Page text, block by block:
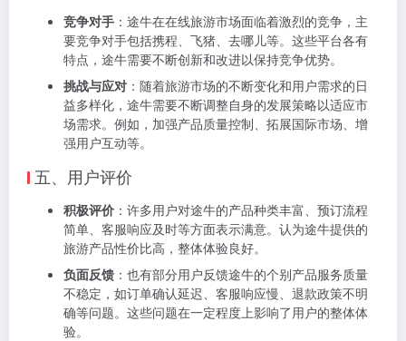
竞争对手 ：途牛在在线旅游市场面临着激烈的竞争，主
要竞争对手包括携程、飞猪、去哪儿等。这些平台各有
特点，途牛需要不断创新和改进以保持竞争优势。
挑战与应对 ：随着旅游市场的不断变化和用户需求的日
益多样化，途牛需要不断调整自身的发展策略以适应市
场需求。例如，加强产品质量控制、拓展国际市场、增
强用户互动等。
五、用户评价
积极评价 ：许多用户对途牛的产品种类丰富、预订流程
简单、客服响应及时等方面表示满意。认为途牛提供的
旅游产品性价比高，整体体验良好。
负面反馈 ：也有部分用户反馈途牛的个别产品服务质量
不稳定，如订单确认延迟、客服响应慢、退款政策不明
确等问题。这些问题在一定程度上影响了用户的整体体
验。